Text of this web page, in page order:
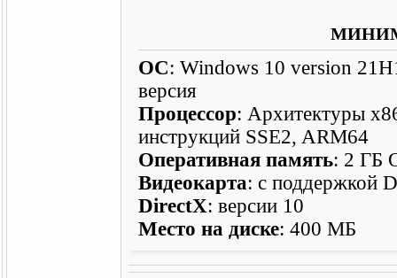
ОС: Windows 10 version
версия
Процессор: Архитектуры
инструкций SSE2, ARM64
Оперативная память: 2 ГБ
Видеокарта: с поддержкой
DirectX: версии 10
Место на диске: 400 МБ